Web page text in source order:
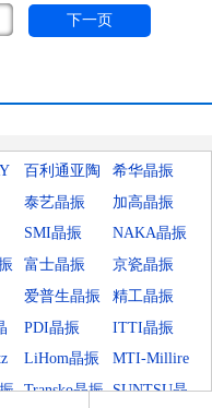
足使用无铅焊料进行再流
下一页
百利通亚陶
晶振
希华晶振
泰艺晶振
加高晶振
SMI晶振
NAKA晶振
富士晶振
京瓷晶振
爱普生晶振
精工晶振
PDI晶振
ITTI晶振
LiHom晶振
MTI-Millire
n晶振
Transko晶振 SUNTSU晶